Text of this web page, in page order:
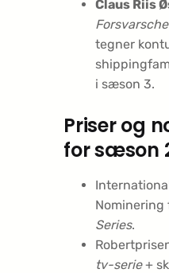
Claus Riis
tegner
i sæson 3.
Priser og
for sæson
Nominering
Series.
tv-serie+